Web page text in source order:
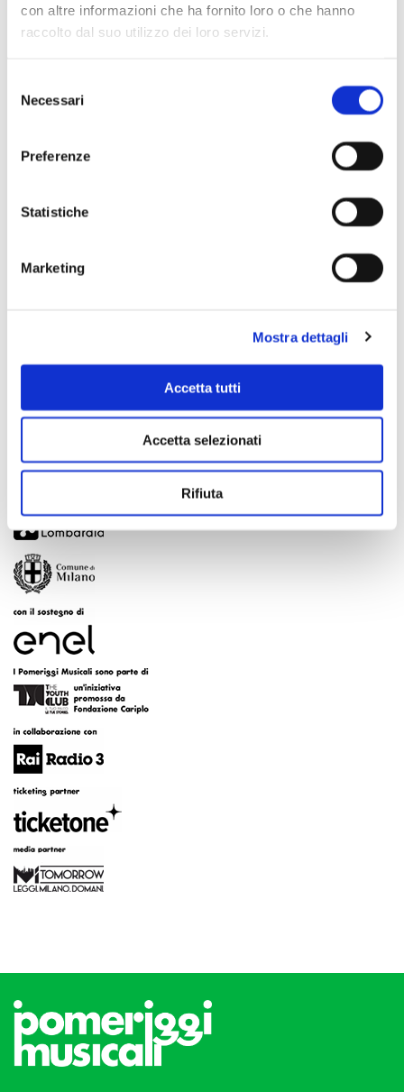
con altre informazioni che ha fornito loro o che hanno
raccolto dal suo utilizzo dei loro servizi.
delNecessari
Preferenze
Statistiche
Marketing
Mostra dettagli
Accetta tutti
Accetta selezionati
Rifiuta